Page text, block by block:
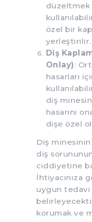
düzeltmek
özel bir
yerleştirilir.
Diş
Onlay):
hasarları
diş
hasarını
dişe özel
Diş minesinin
diş
ciddiyetine
İhtiyacınıza
uygun tedavi
korumak ve